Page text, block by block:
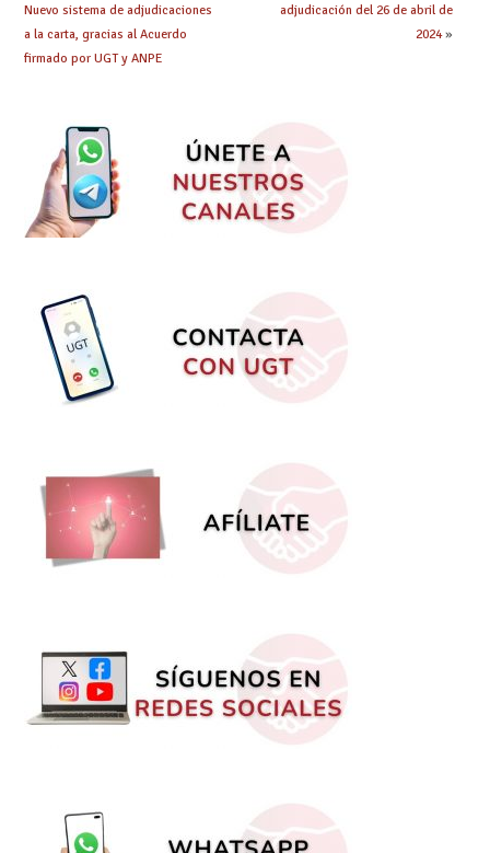
Nuevo sistema de adjudicaciones
a la carta, gracias al Acuerdo
firmado por UGT y ANPE
adjudicación del 26 de abril de
2024»